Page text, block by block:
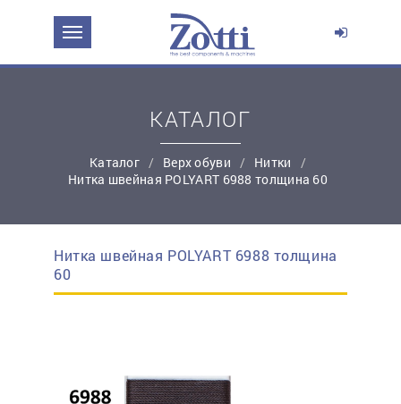
простую регистрацию
КАТАЛОГ
Каталог Верх обуви
Нитки
Нитка швейная POLYART 6988 толщина 60
Нитка швейная POLYART 6988 толщина
60
ЗАДАТЬ ВОПРОС О ПРОДУКТЕ
Эл. почта:*
Контактный телефон:*
Ваш вопрос: